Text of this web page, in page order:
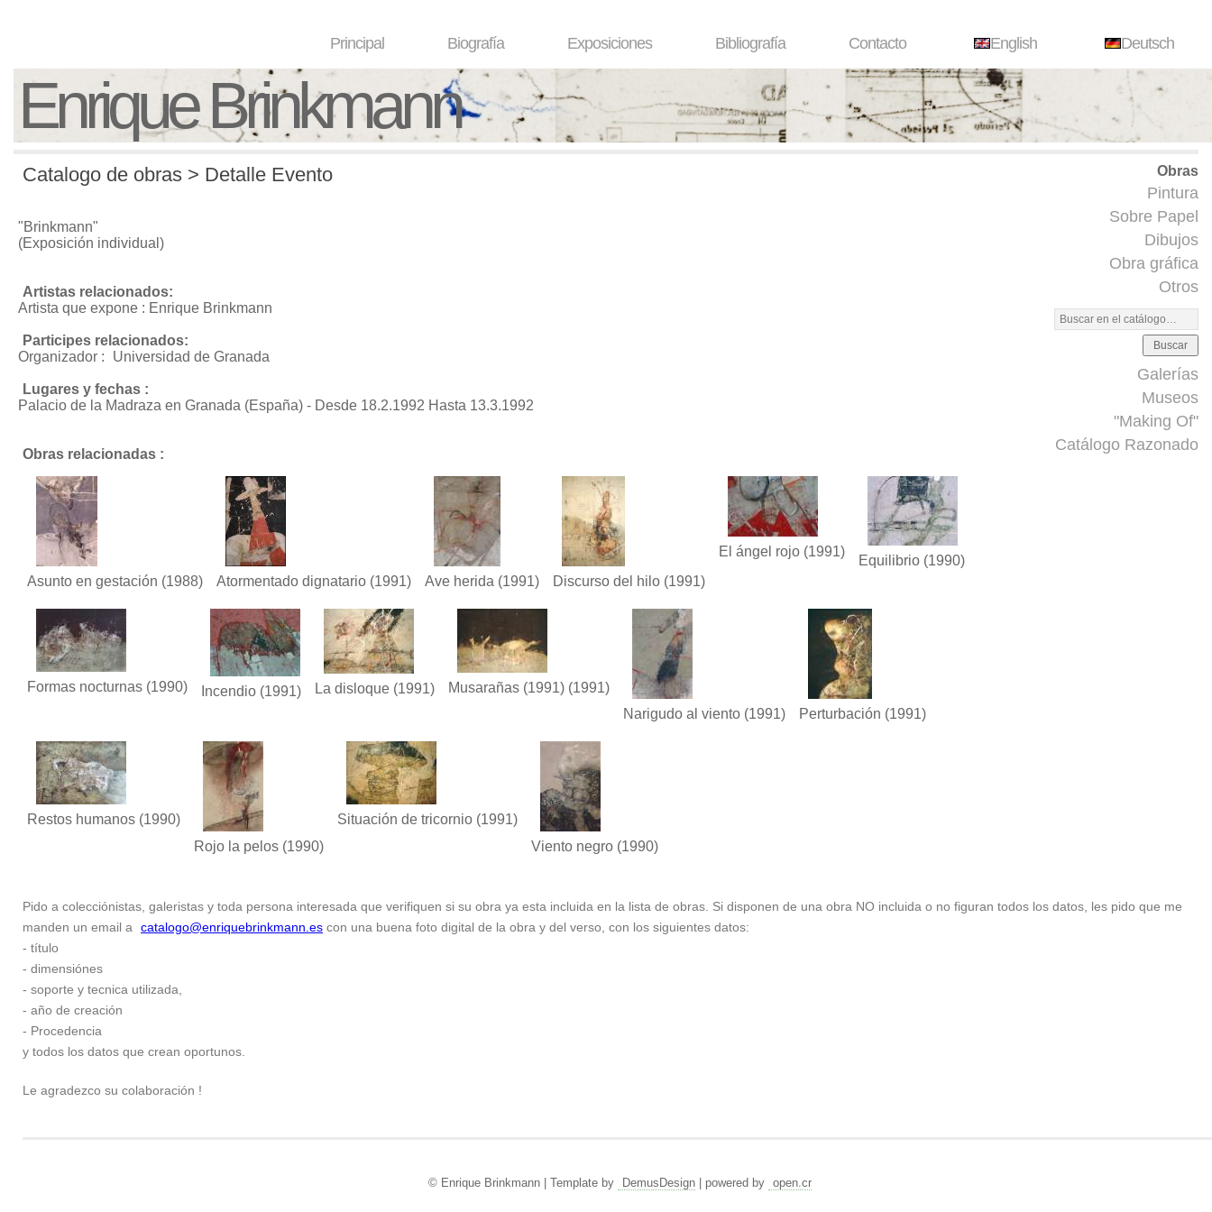
Principal Biografía Exposiciones Bibliografía Contacto English Deutsch
Enrique Brinkmann
Obras
Pintura
Sobre Papel
Dibujos
Obra gráfica
Otros
Buscar
Galerías
Museos
"Making Of"
Catálogo Razonado
Catalogo de obras > Detalle Evento
"Brinkmann"
(Exposición individual)
Artistas relacionados:
Artista que expone : Enrique Brinkmann
Participes relacionados:
Organizador :
Universidad de Granada
Lugares y fechas :
Palacio de la Madraza en Granada (España) - Desde 18.2.1992 Hasta 13.3.1992
Obras relacionadas :
Asunto en gestación (1988) Atormentado dignatario (1991) Ave herida (1991) Discurso del hilo (1991)
El ángel rojo (1991)
Equilibrio (1990)
Formas nocturnas (1990) Incendio (1991) La disloque (1991) Musarañas (1991) (1991)
Narigudo al viento (1991) Perturbación (1991)
Restos humanos (1990)
Rojo la pelos (1990)
Situación de tricornio (1991)
Viento negro (1990)
Pido a colecciónistas, galeristas y toda persona interesada que verifiquen si su obra ya esta incluida en la lista de obras. Si disponen de una obra NO incluida o no figuran todos los datos, les pido que me
manden un email a
catalogo@enriquebrinkmann.es con una buena foto digital de la obra y del verso, con los siguientes datos:
- título
- dimensiónes
- soporte y tecnica utilizada,
- año de creación
- Procedencia
y todos los datos que crean oportunos.
Le agradezco su colaboración !
© Enrique Brinkmann | Template by DemusDesign| powered by open.cr